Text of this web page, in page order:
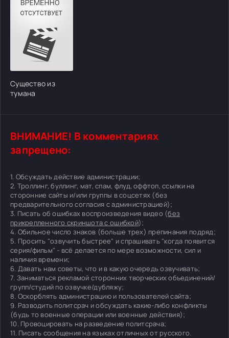
Существо из
тумана
ВНИМАНИЕ! В комментариях
запрещено:
1. Обсуждать действие администрации;
2. Троллинг, буллинг, мат, спам, флуд, оффтоп, ссылки на
сторонние сайты и/или группы в соцсетях (без
предварительного согласия с администрацией);
3. Писать об ошибках воспроизведения видео (без
прикрепленного скриншота с ошибкой);
4. Обильное число знаков (больше трех) препинания подряд;
5. Просить "озвучить быстрее" и спрашивать "когда появится
серия/фильм" - всё делается по мере возможности, сил и
наличия времени;
6. Давать нам советы, что и в какую очередь озвучивать;
7. Заниматься рекламой сторонних творческих объединений/
групп/студий по озвучке/дубляжу;
8. Оскорблять администрацию и пользователей сайта;
9. Разводить политсрач и обсуждать какие-либо конфликты
(будь то военные операции или военные действия);
10. Провоцировать на разведение политсрача;
11. Писать сообщения на языках отличных от русского.